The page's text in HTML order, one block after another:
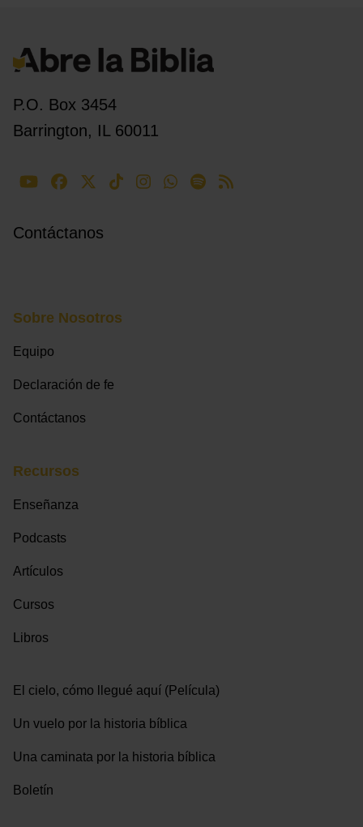
P.O. Box 3454
Barrington, IL 60011
Contáctanos
Sobre Nosotros
Equipo
Declaración de fe
Contáctanos
Recursos
Enseñanza
Podcasts
Artículos
Cursos
Libros
El cielo, cómo llegué aquí (Película)
Un vuelo por la historia bíblica
Una caminata por la historia bíblica
Boletín